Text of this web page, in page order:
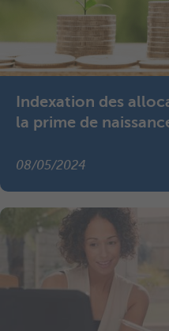
Indexation des
la prime de
08/05/2024